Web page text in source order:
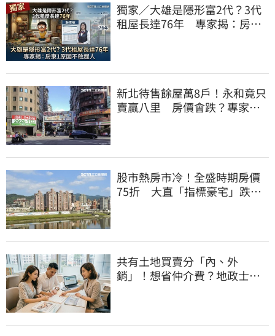
獨家／大雄是隱形富2代？3代
租屋長達76年 專家揭：房東1
新北待售餘屋萬8戶！永和竟只
賣贏八里 房價會跌？專家：
股市熱房市冷！全盛時期房價
75折 大直「指標豪宅」跌破
共有土地買賣分「內、外
銷」！想省仲介費？地政士教